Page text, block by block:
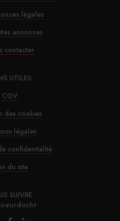
2026
Le Grand : Christophe
2026
2026
l’offre de Sazerac
2026
légales
annonces
contacter
UTILES
CGV
des cookies
légales
confidentialité
du site
SUIVRE